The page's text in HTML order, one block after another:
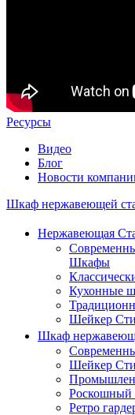
Ресурсы
Видео
Блог
Новости
Шкаф нержавеющей
Нержавеющая
Шкафы
Кухонные
Шейкер
Шкаф
Шейкер
Роскошный
Ретро